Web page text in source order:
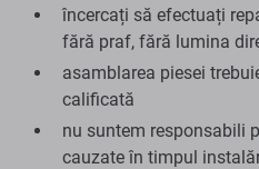
încercați să efectuați
fără praf, fără lumina
asamblarea piesei
calificată
nu suntem responsabili
cauzate în timpul